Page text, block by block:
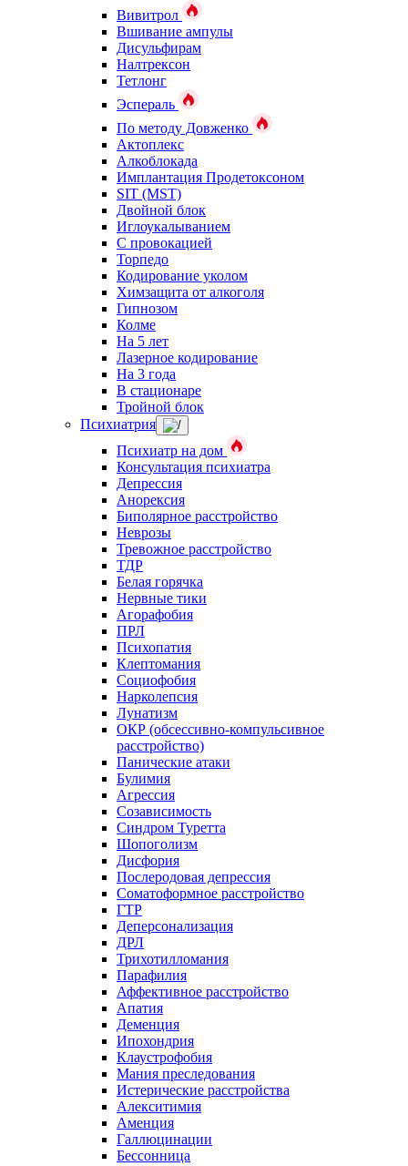
Вивитрол
Вшивание ампулы
Дисульфирам
Налтрексон
Тетлонг
Эспераль
По методу Довженко
Актоплекс
Алкоблокада
Имплантация Продетоксоном
SIT (MST)
Двойной блок
Иглоукалыванием
С провокацией
Торпедо
Кодирование уколом
Химзащита от алкоголя
Гипнозом
Колме
На 5 лет
Лазерное кодирование
На 3 года
В стационаре
Тройной блок
Психиатрия
Психиатр на дом
Консультация психиатра
Депрессия
Анорексия
Биполярное расстройство
Неврозы
Тревожное расстройство
ТДР
Белая горячка
Нервные тики
Агорафобия
ПРЛ
Психопатия
Клептомания
Социофобия
Нарколепсия
Лунатизм
ОКР (обсессивно-компульсивное
расстройство)
Панические атаки
Булимия
Агрессия
Созависимость
Синдром Туретта
Шопоголизм
Дисфория
Послеродовая депрессия
Соматоформное расстройство
ГТР
Деперсонализация
ДРЛ
Трихотилломания
Парафилия
Аффективное расстройство
Апатия
Деменция
Ипохондрия
Клаустрофобия
Мания преследования
Истерические расстройства
Алекситимия
Аменция
Галлюцинации
Бессонница